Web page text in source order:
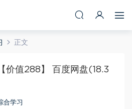
正文
价值288】 百度网盘(18.3
合学习